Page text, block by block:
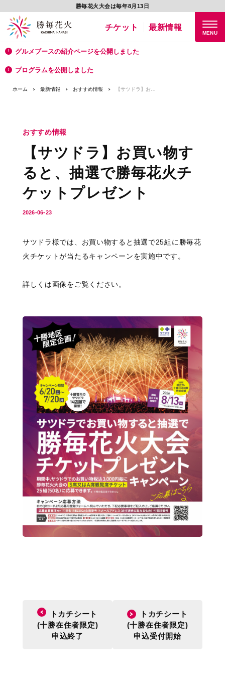
勝毎花火大会は毎年8月13日
チケット 最新情報
グルメブースの紹介ページを公開しました
プログラムを公開しました
ホーム 最新情報 おすすめ情報
おすすめ情報
【サツドラ】お買い物す
ると、抽選で勝毎花火チ
ケットプレゼント
2026-06-23
サツドラ様では、お買い物すると抽選で25組に勝毎花
火チケットが当たるキャンペーンを実施中です。
詳しくは画像をご覧ください。
トカチシート
(十勝在住者限定)
申込終了
トカチシート
(十勝在住者限定)
申込受付開始